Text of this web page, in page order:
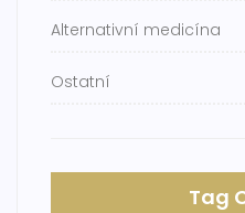
Alternativní medicína
Ostatní
Tag